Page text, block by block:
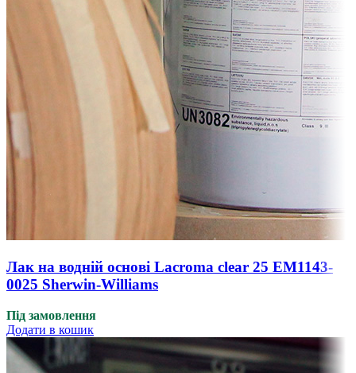
Лак на водній основі Lacroma clear 25 EM1143-
0025 Sherwin-Williams
Під замовлення
Додати в кошик